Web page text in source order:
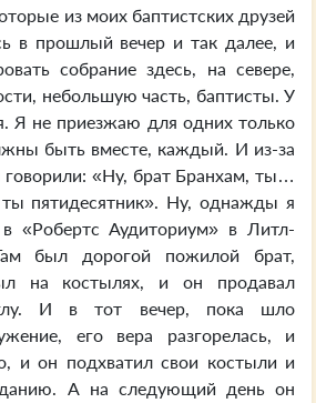
из моих баптистских друзей
в прошлый вечер и так далее, и
собрание здесь, на севере,
небольшую часть, баптисты. У
Я не приезжаю для одних только
быть вместе, каждый. И из-за
«Ну, брат Бранхам, ты…
пятидесятник». Ну, однажды я
«Робертс Аудиториум» в Литл-
был дорогой пожилой брат,
на костылях, и он продавал
И в тот вечер, пока шло
его вера разгорелась, и
и он подхватил свои костыли и
А на следующий день он